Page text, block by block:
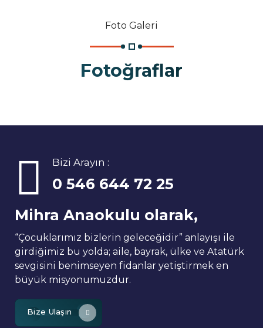
Foto Galeri
Fotoğraflar
Bizi Arayın :
0 546 644 72 25
Mihra Anaokulu olarak,
“Çocuklarımız bizlerin geleceğidir” anlayışı ile
girdiğimiz bu yolda; aile, bayrak, ülke ve Atatürk
sevgisini benimseyen fidanlar yetiştirmek en
büyük misyonumuzdur.
Bize Ulaşın